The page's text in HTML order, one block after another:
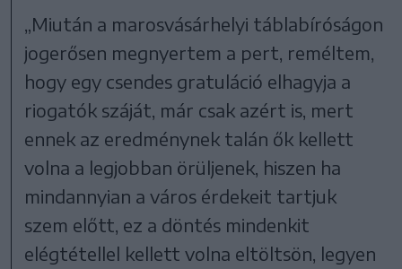
„Miután a marosvásárhelyi táblabíróságon
jogerősen megnyertem a pert, reméltem,
hogy egy csendes gratuláció elhagyja a
riogatók száját, már csak azért is, mert
ennek az eredménynek talán ők kellett
volna a legjobban örüljenek, hiszen ha
mindannyian a város érdekeit tartjuk
szem előtt, ez a döntés mindenkit
elégtétellel kellett volna eltöltsön, legyen